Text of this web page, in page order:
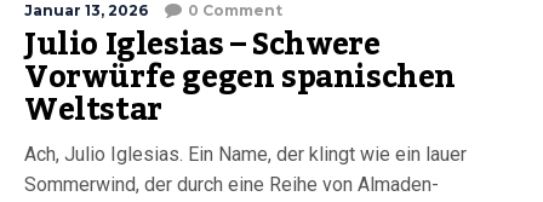
Januar 13, 2026 0 Comment
Julio Iglesias – Schwere
Vorwürfe gegen spanischen
Weltstar
Ach, Julio Iglesias. Ein Name, der klingt wie ein lauer
Sommerwind, der durch eine Reihe von Almaden-